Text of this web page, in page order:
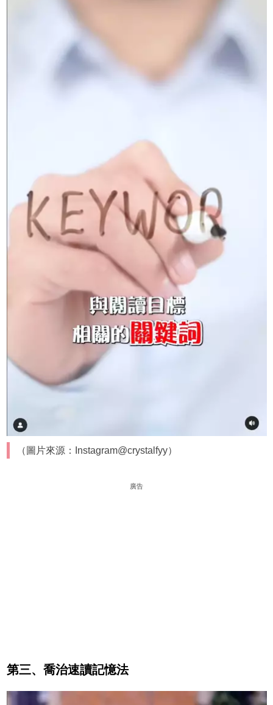
（圖片來源：Instagram@crystalfyy）
廣告
第三、喬治速讀記憶法